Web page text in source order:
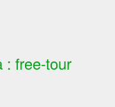
: free-tour